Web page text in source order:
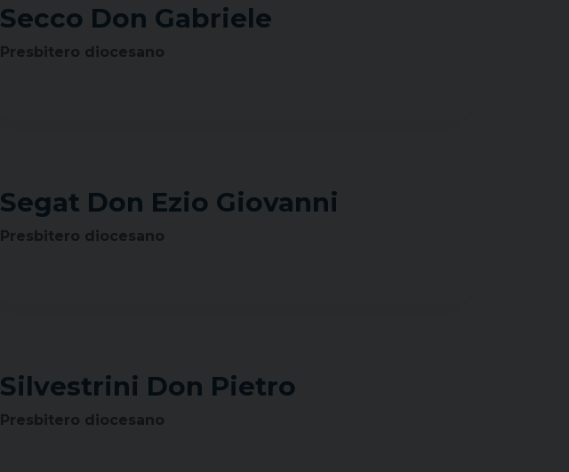
Secco Don Gabriele
Presbitero diocesano
Segat Don Ezio Giovanni
Presbitero diocesano
Silvestrini Don Pietro
Presbitero diocesano